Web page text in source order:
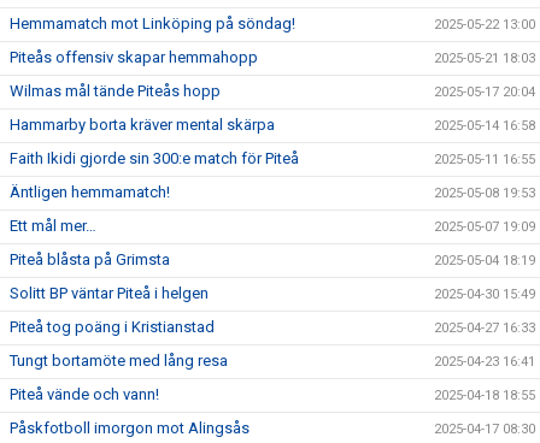
Hemmamatch mot Linköping på söndag! 2025-05-22 13:00
Piteås offensiv skapar hemmahopp 2025-05-21 18:03
Wilmas mål tände Piteås hopp 2025-05-17 20:04
Hammarby borta kräver mental skärpa 2025-05-14 16:58
Faith Ikidi gjorde sin 300:e match för Piteå 2025-05-11 16:55
Äntligen hemmamatch! 2025-05-08 19:53
Ett mål mer… 2025-05-07 19:09
Piteå blåsta på Grimsta 2025-05-04 18:19
Solitt BP väntar Piteå i helgen 2025-04-30 15:49
Piteå tog poäng i Kristianstad 2025-04-27 16:33
Tungt bortamöte med lång resa 2025-04-23 16:41
Piteå vände och vann! 2025-04-18 18:55
Påskfotboll imorgon mot Alingsås 2025-04-17 08:30